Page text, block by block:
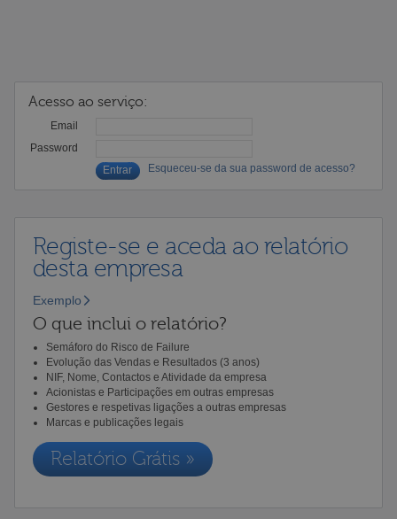
Acesso ao serviço:
Email
Password
Esqueceu-se da sua password de acesso?
Registe-se e aceda ao relatório
desta empresa
Exemplo
O que inclui o relatório?
Semáforo do Risco de Failure
Evolução das Vendas e Resultados (3 anos)
NIF, Nome, Contactos e Atividade da empresa
Acionistas e Participações em outras empresas
Gestores e respetivas ligações a outras empresas
Marcas e publicações legais
Relatório Grátis »